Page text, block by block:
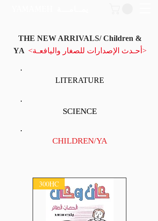
THE NEW ARRIVALS/ Children &
YA
<أحـدث الإصدارات للصغار واليافعـة>
LITERATURE
SCIENCE
CHILDREN/YA
300HC